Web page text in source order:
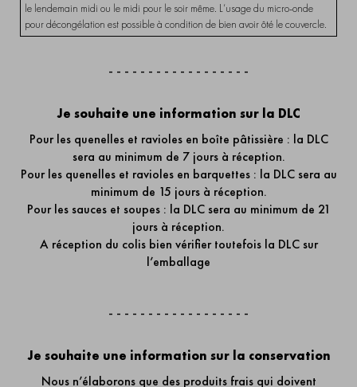
le lendemain midi ou le midi pour le soir même. L’usage du micro-onde
pour décongélation est possible à condition de bien avoir ôté le couvercle.
- - - - - - - - - - - - - - - - - -
Je souhaite une information sur la DLC
Pour les quenelles et ravioles en boîte pâtissière : la DLC
sera au minimum de 7 jours à réception.
Pour les quenelles et ravioles en barquettes : la DLC sera au
minimum de 15 jours à réception.
Pour les sauces et soupes : la DLC sera au minimum de 21
jours à réception.
A réception du colis bien vérifier toutefois la DLC sur
l’emballage
- - - - - - - - - - - - - - - - - -
Je souhaite une information sur la conservation
Nous n’élaborons que des produits frais qui doivent